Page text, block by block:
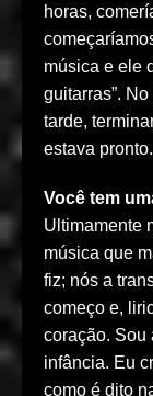
horas,
música e ele
guitarras”.
tarde,
estava pronto.
Você tem
Ultimamente
música que
fiz; nós a
começo e,
coração. Sou
infância. Eu
como é dito